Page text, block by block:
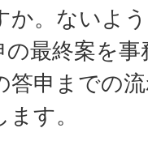
か。ないよ
最終案を
答申までの
す。